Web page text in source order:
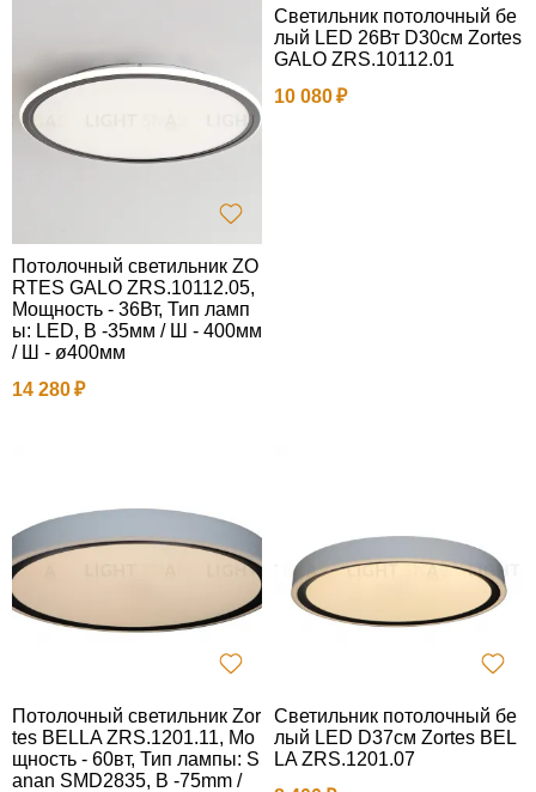
Потолочный светильник ZO
RTES GALO ZRS.10112.05,
Мощность - 36Вт, Тип ламп
ы: LED, В -35мм / Ш - 400мм
/ Ш - ø400мм
14 280
Светильник потолочный бе
лый LED 26Вт D30см Zortes
GALO ZRS.10112.01
10 080
Потолочный светильник Zor
tes BELLA ZRS.1201.11, Мо
щность - 60вт, Тип лампы: S
anan SMD2835, В -75mm /
Светильник потолочный бе
лый LED D37см Zortes BEL
LA ZRS.1201.07